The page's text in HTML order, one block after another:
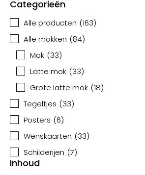
Categorieën
Alle producten (163)
Alle mokken (84)
Mok (33)
Latte mok (33)
Grote latte mok (18)
Tegeltjes (33)
Posters (6)
Wenskaarten (33)
Schilderijen (7)
Inhoud